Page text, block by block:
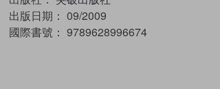
出版日期： 09/2009
國際書號： 9789628996674